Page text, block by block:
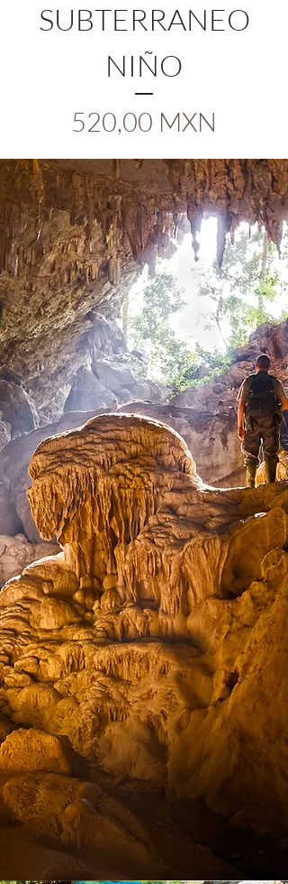
SUBTERRANEO
NIÑO
Precio
520,00 MXN